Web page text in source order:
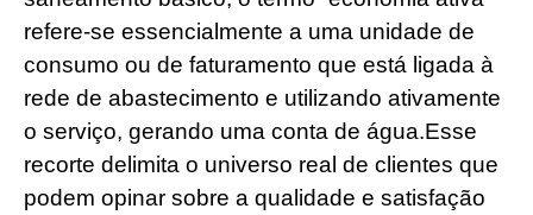
refere-se essencialmente a uma unidade de
consumo ou de faturamento que está ligada à
rede de abastecimento e utilizando ativamente
o serviço, gerando uma conta de água.Esse
recorte delimita o universo real de clientes que
podem opinar sobre a qualidade e satisfação